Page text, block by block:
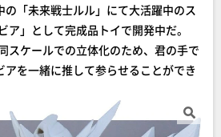
「未来戦士ルル」にて大活躍中のス
ア」として完成品トイで開発中だ。
スケールでの立体化のため、君の手で
アを一緒に推して参らせることができ